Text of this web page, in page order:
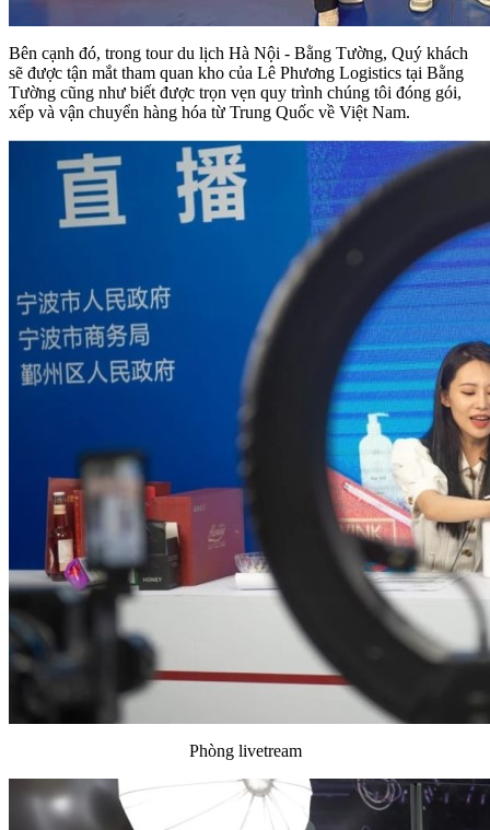
Bên cạnh đó, trong tour du lịch Hà Nội - Bằng Tường, Quý khách
sẽ được tận mắt tham quan kho của Lê Phương Logistics tại Bằng
Tường cũng như biết được trọn vẹn quy trình chúng tôi đóng gói,
xếp và vận chuyển hàng hóa từ Trung Quốc về Việt Nam.
Phòng livetream